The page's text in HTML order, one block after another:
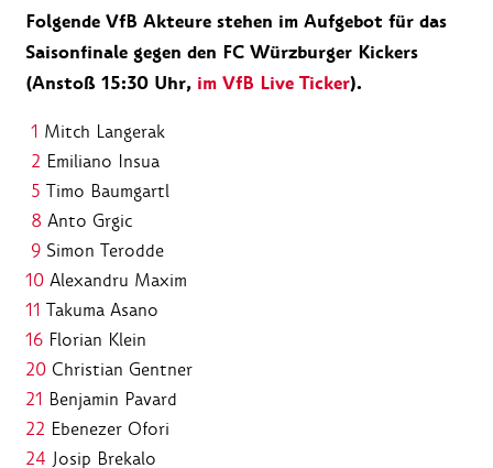
Folgende VfB Akteure stehen im Aufgebot für das
Saisonfinale gegen den FC Würzburger Kickers
(Anstoß 15:30 Uhr, im VfB Live Ticker).
1 Mitch Langerak
2 Emiliano Insua
5 Timo Baumgartl
8 Anto Grgic
9 Simon Terodde
10 Alexandru Maxim
11 Takuma Asano
16 Florian Klein
20 Christian Gentner
21 Benjamin Pavard
22 Ebenezer Ofori
24 Josip Brekalo